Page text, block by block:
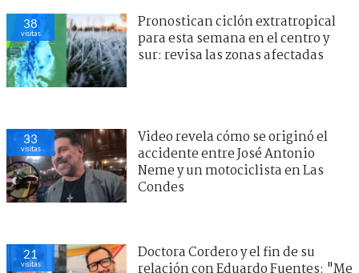
38
visitas
Pronostican ciclón extratropical
para esta semana en el centro y
sur: revisa las zonas afectadas
33
visitas
Video revela cómo se originó el
accidente entre José Antonio
Neme y un motociclista en Las
Condes
21
visitas
Doctora Cordero y el fin de su